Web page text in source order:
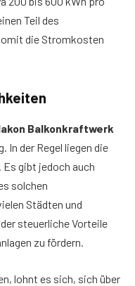
Teil des
die Stromkosten
Balkonkraftwerk
In der Regel liegen die
Es gibt jedoch auch
solchen
Städten und
steuerliche Vorteile
zu fördern.
lohnt es sich, sich über